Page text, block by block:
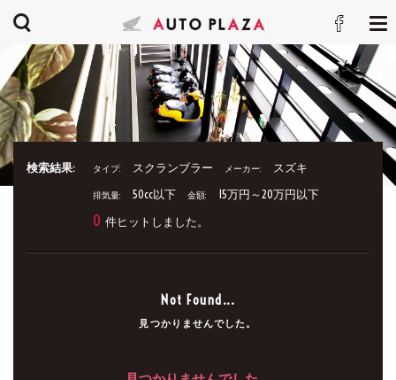
検索結果: タイプ: スクランブラー メーカー: スズキ
排気量: 50cc以下 金額: 15万円～20万円以下
0 件ヒットしました。
Not Found...
見つかりませんでした。